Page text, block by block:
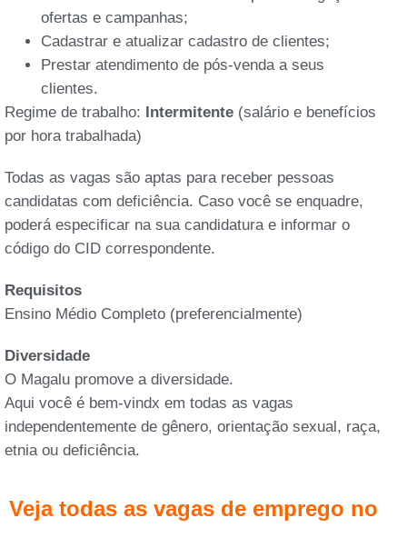
ofertas e campanhas;
Cadastrar e atualizar cadastro de clientes;
Prestar atendimento de pós-venda a seus
clientes.
Regime de trabalho: Intermitente (salário e benefícios
por hora trabalhada)
Todas as vagas são aptas para receber pessoas
candidatas com deficiência. Caso você se enquadre,
poderá especificar na sua candidatura e informar o
código do CID correspondente.
Requisitos
Ensino Médio Completo (preferencialmente)
Diversidade
O Magalu promove a diversidade.
Aqui você é bem-vindx em todas as vagas
independentemente de gênero, orientação sexual, raça,
etnia ou deficiência.
Veja todas as vagas de emprego no